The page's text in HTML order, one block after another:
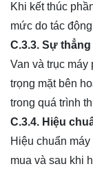
Khi kết thúc
mức do tác
C.3.3. Sự
Van và trục máy
trọng mặt bên
trong quá trình
C.3.4. Hiệu
Hiệu chuẩn
mua và sau khi